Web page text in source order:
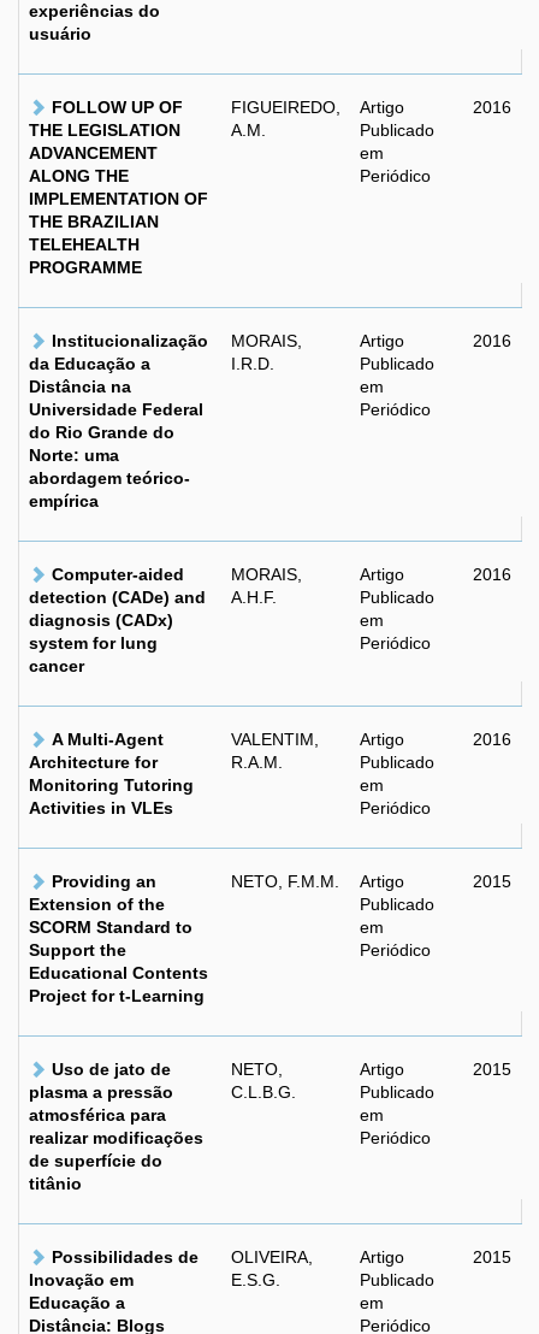
experiências do
usuário
FOLLOW UP OF
THE LEGISLATION
ADVANCEMENT
ALONG THE
IMPLEMENTATION OF
THE BRAZILIAN
TELEHEALTH
PROGRAMME
FIGUEIREDO,
A.M.
Artigo
Publicado
em
Periódico
2016
Institucionalização
da Educação a
Distância na
Universidade Federal
do Rio Grande do
Norte: uma
abordagem teórico-
empírica
MORAIS,
I.R.D.
Artigo
Publicado
em
Periódico
2016
Computer-aided
detection (CADe) and
diagnosis (CADx)
system for lung
cancer
MORAIS,
A.H.F.
Artigo
Publicado
em
Periódico
2016
A Multi-Agent
Architecture for
Monitoring Tutoring
Activities in VLEs
VALENTIM,
R.A.M.
Artigo
Publicado
em
Periódico
2016
Providing an
Extension of the
SCORM Standard to
Support the
Educational Contents
Project for t-Learning
NETO, F.M.M.
Artigo
Publicado
em
Periódico
2015
Uso de jato de
plasma a pressão
atmosférica para
realizar modificações
de superfície do
titânio
NETO,
C.L.B.G.
Artigo
Publicado
em
Periódico
2015
Possibilidades de
Inovação em
Educação a
Distância: Blogs
OLIVEIRA,
E.S.G.
Artigo
Publicado
em
Periódico
2015